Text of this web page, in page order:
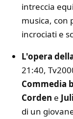
intreccia
musica, con
incrociati e
L'opera
21:40,
Commedia
Corden e
di un